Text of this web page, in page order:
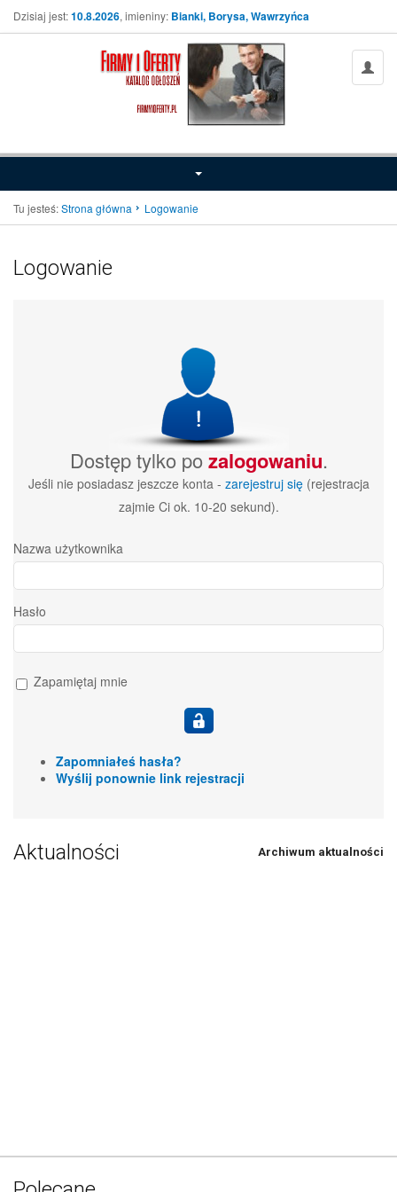
Dzisiaj jest:10.8.2026, imieniny: Bianki, Borysa, Wawrzyńca
Tu jesteś:Strona główna Logowanie
Logowanie
Dostęp tylko pozalogowaniu.
Jeśli nie posiadasz jeszcze konta - zarejestruj się(rejestracja
zajmie Ci ok. 10-20 sekund).
Nazwa użytkownika
Hasło
Zapamiętaj mnie
Zapomniałeś hasła?
Wyślij ponownie link rejestracji
Aktualności Archiwum aktualności